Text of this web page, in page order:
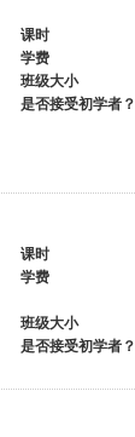
课时
学费
班级大小
是否接受初学者？
课时
学费
班级大小
是否接受初学者？